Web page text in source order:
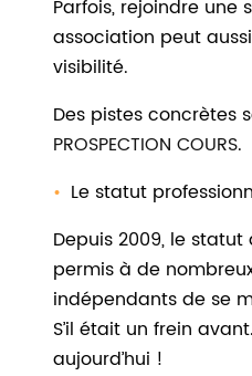
Parfois, rejoindre une
association peut
visibilité.
Des pistes concrètes
PROSPECTION COURS.
Le statut
Depuis 2009, le
permis à de
indépendants de se
S’il était un frein
aujourd’hui !